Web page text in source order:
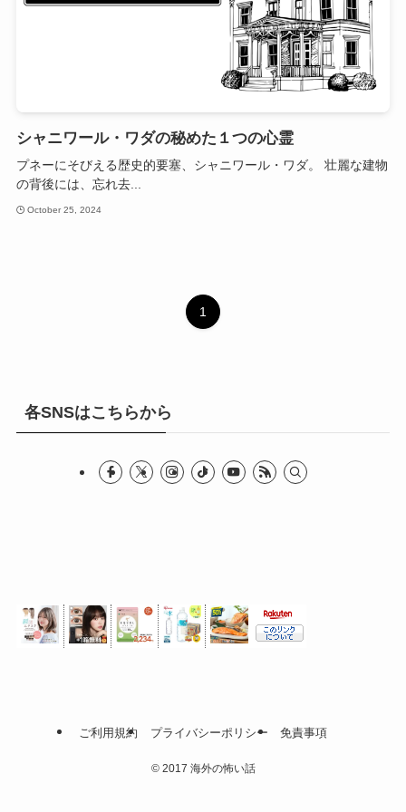
シャニワール・ワダの秘めた１つの心霊
プネーにそびえる歴史的要塞、シャニワール・ワダ。 壮麗な建物
の背後には、忘れ去...
October 25, 2024
1
各SNSはこちらから
ご利用規約 プライバシーポリシー 免責事項
©2017 海外の怖い話